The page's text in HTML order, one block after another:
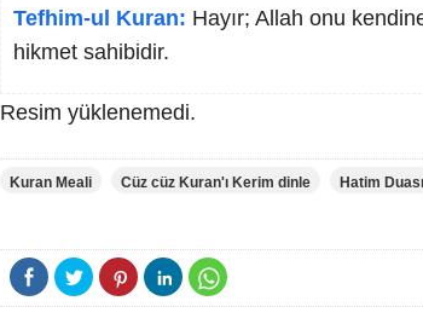
Tefhim-ul Kuran: Hayır; Allah onu
hikmet sahibidir.
Resim yüklenemedi.
Kuran Meali Cüz cüz Kuran'ı Kerim dinle Hatim Duası